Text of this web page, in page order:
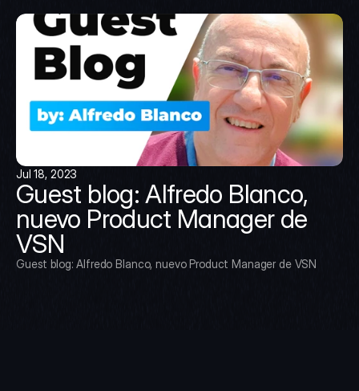
Jul 18, 2023
Guest blog: Alfredo Blanco,
nuevo Product Manager de
VSN
Guest blog: Alfredo Blanco, nuevo Product Manager de VSN